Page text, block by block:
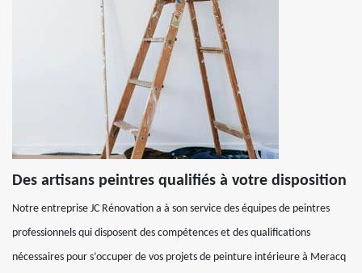
Des artisans peintres qualifiés à votre disposition
Notre entreprise JC Rénovation a à son service des équipes de peintres
professionnels qui disposent des compétences et des qualifications
nécessaires pour s’occuper de vos projets de peinture intérieure à Meracq